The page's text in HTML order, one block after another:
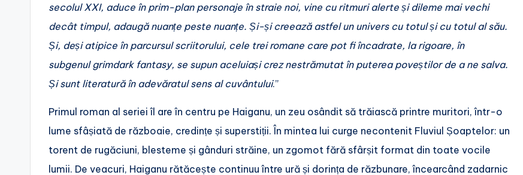
secolul XXI, aduce în prim-plan personaje în straie noi, vine cu ritmuri alerte și dileme mai vechi
decât timpul, adaugă nuanțe peste nuanțe. Și-și creează astfel un univers cu totul și cu totul al său.
Și, deși atipice în parcursul scriitorului, cele trei romane care pot fi încadrate, la rigoare, în
subgenul grimdark fantasy, se supun aceluiași crez nestrămutat în puterea poveștilor de a ne salva.
Și sunt literatură în adevăratul sens al cuvântului.”
Primul roman al seriei îl are în centru pe Haiganu, un zeu osândit să trăiască printre muritori, într-o
lume sfâșiată de războaie, credințe și superstiții. În mintea lui curge necontenit Fluviul Șoaptelor: un
torent de rugăciuni, blesteme și gânduri străine, un zgomot fără sfârșit format din toate vocile
lumii. De veacuri, Haiganu rătăcește continuu între ură și dorința de răzbunare, încearcând zadarnic